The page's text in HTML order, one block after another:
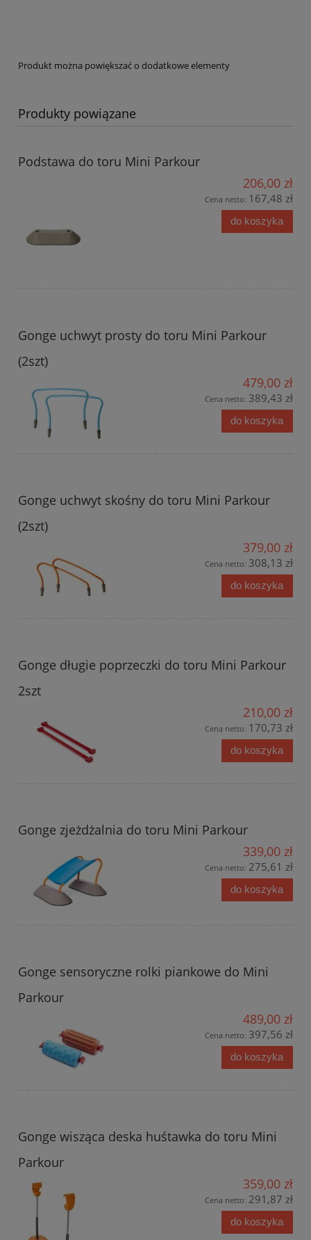
Produkt można powiększać o dodatkowe elementy
Produkty powiązane
Podstawa do toru Mini Parkour
206,00 zł
Cena netto: 167,48 zł
do koszyka
Gonge uchwyt prosty do toru Mini Parkour
(2szt)
479,00 zł
Cena netto: 389,43 zł
do koszyka
Gonge uchwyt skośny do toru Mini Parkour
(2szt)
379,00 zł
Cena netto: 308,13 zł
do koszyka
Gonge długie poprzeczki do toru Mini Parkour
2szt
210,00 zł
Cena netto: 170,73 zł
do koszyka
Gonge zjeżdżalnia do toru Mini Parkour
339,00 zł
Cena netto: 275,61 zł
do koszyka
Gonge sensoryczne rolki piankowe do Mini
Parkour
489,00 zł
Cena netto: 397,56 zł
do koszyka
Gonge wisząca deska huśtawka do toru Mini
Parkour
359,00 zł
Cena netto: 291,87 zł
do koszyka